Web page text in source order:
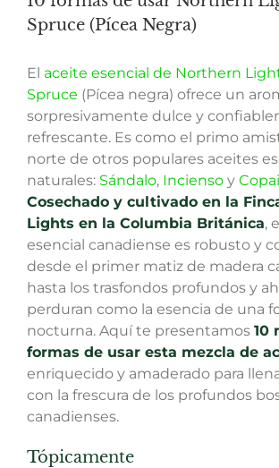
Spruce (Pícea Negra)
El aceite esencial de Northern
Spruce (Pícea negra) ofrece un
sorpresivamente dulce y
refrescante. Es como el primo
norte de otros populares aceites
naturales: Sándalo, Incienso y
Cosechado y cultivado en la
Lights en la Columbia Británica,
esencial canadiense es robusto y
desde el primer matiz de madera
hasta los trasfondos profundos y
perduran como la esencia de una
nocturna. Aquí te presentamos 10
formas de usar esta mezcla de
enriquecido y amaderado para
con la frescura de los profundos
canadienses.
Tópicamente